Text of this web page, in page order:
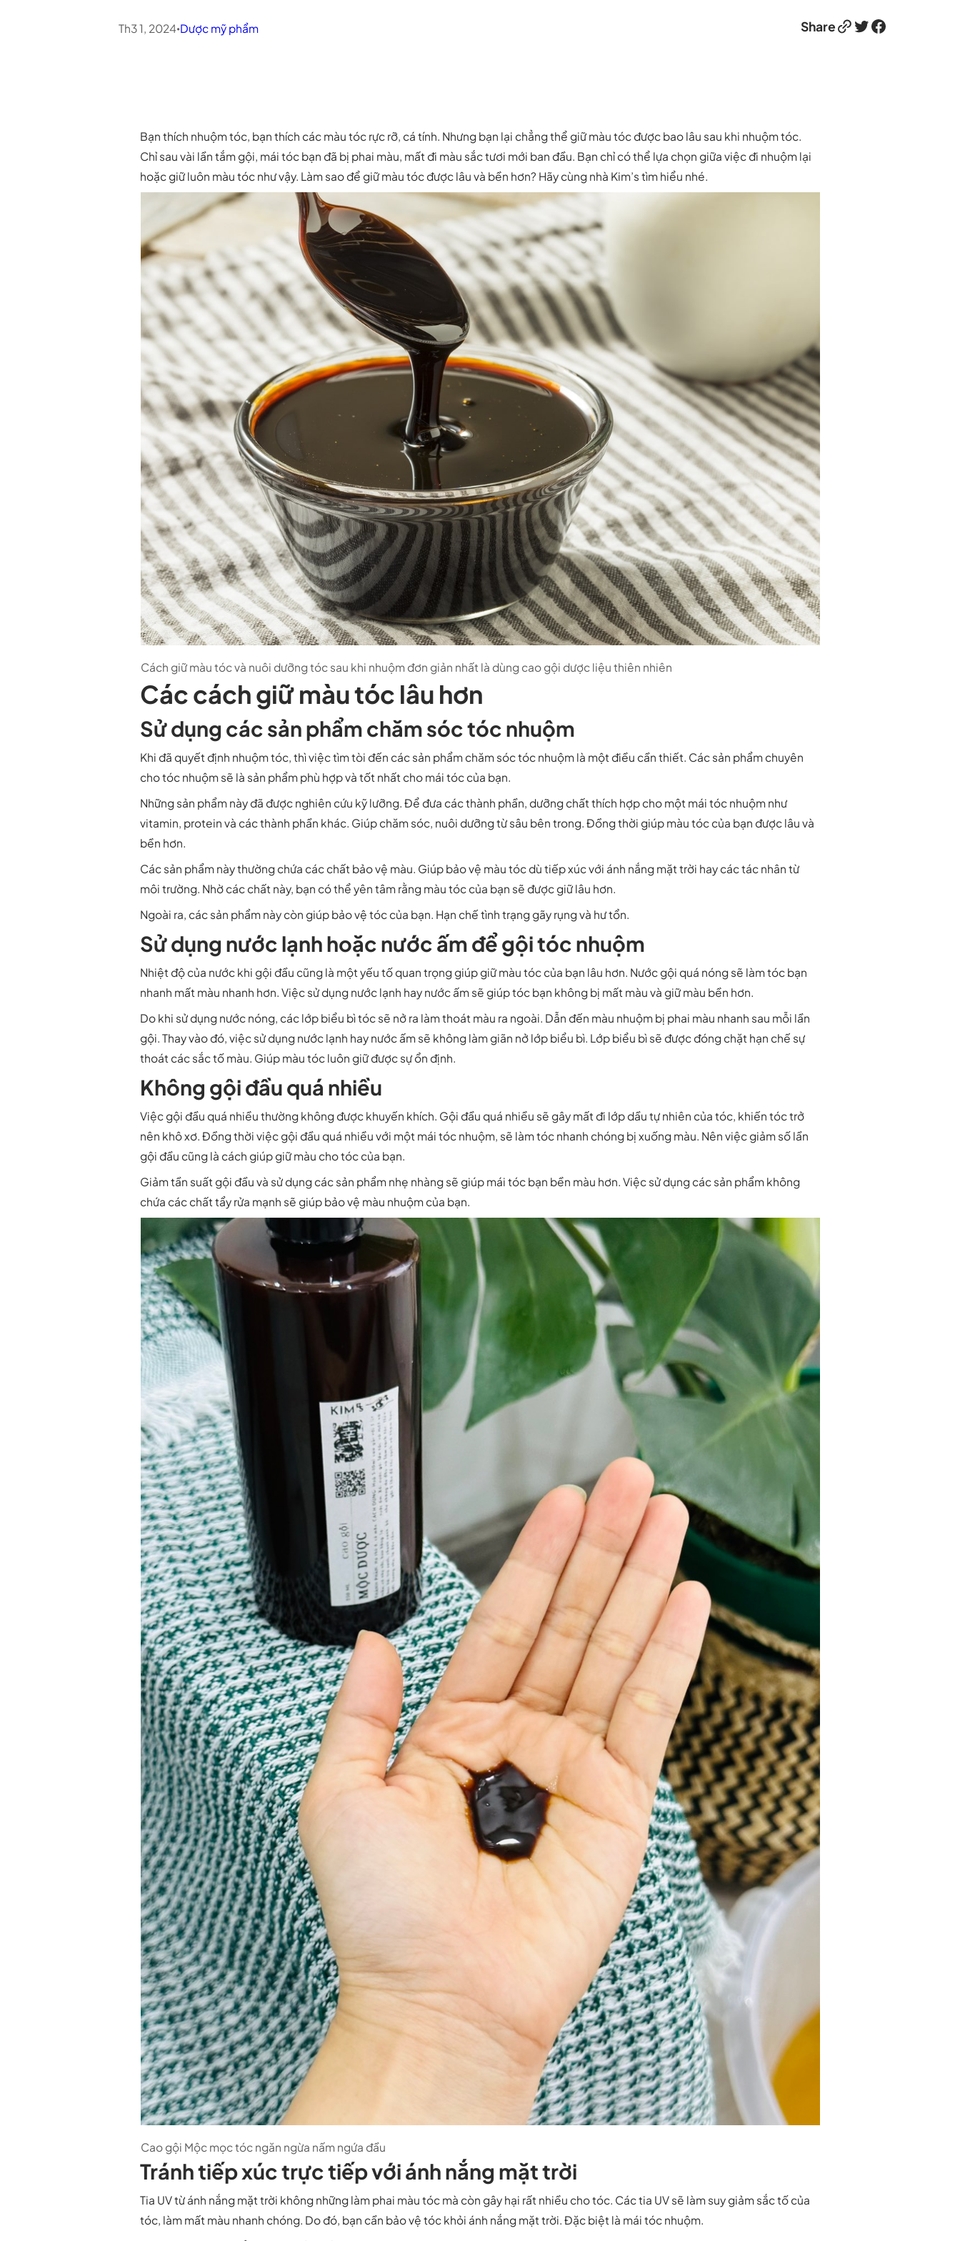
Th3 1, 2024 •Dược mỹ phẩm ShareLink Twitter Facebook
Bạn thích nhuộm tóc, bạn thích các màu tóc rực rỡ, cá tính. Nhưng bạn lại chẳng thể giữ màu tóc được bao lâu sau khi nhuộm tóc.
Chỉ sau vài lần tắm gội, mái tóc bạn đã bị phai màu, mất đi màu sắc tươi mới ban đầu. Bạn chỉ có thể lựa chọn giữa việc đi nhuộm lại
hoặc giữ luôn màu tóc như vậy. Làm sao để giữ màu tóc được lâu và bền hơn? Hãy cùng nhà Kim’s tìm hiểu nhé.
Cách giữ màu tóc và nuôi dưỡng tóc sau khi nhuộm đơn giản nhất là dùng cao gội dược liệu thiên nhiên
Các cách giữ màu tóc lâu hơn
Sử dụng các sản phẩm chăm sóc tóc nhuộm
Khi đã quyết định nhuộm tóc, thì việc tìm tòi đến các sản phẩm chăm sóc tóc nhuộm là một điều cần thiết. Các sản phẩm chuyên
cho tóc nhuộm sẽ là sản phẩm phù hợp và tốt nhất cho mái tóc của bạn.
Những sản phẩm này đã được nghiên cứu kỹ lưỡng. Để đưa các thành phần, dưỡng chất thích hợp cho một mái tóc nhuộm như
vitamin, protein và các thành phần khác. Giúp chăm sóc, nuôi dưỡng từ sâu bên trong. Đồng thời giúp màu tóc của bạn được lâu và
bền hơn.
Các sản phẩm này thường chứa các chất bảo vệ màu. Giúp bảo vệ màu tóc dù tiếp xúc với ánh nắng mặt trời hay các tác nhân từ
môi trường. Nhờ các chất này, bạn có thể yên tâm rằng màu tóc của bạn sẽ được giữ lâu hơn.
Ngoài ra, các sản phẩm này còn giúp bảo vệ tóc của bạn. Hạn chế tình trạng gãy rụng và hư tổn.
Sử dụng nước lạnh hoặc nước ấm để gội tóc nhuộm
Nhiệt độ của nước khi gội đầu cũng là một yếu tố quan trọng giúp giữ màu tóc của bạn lâu hơn. Nước gội quá nóng sẽ làm tóc bạn
nhanh mất màu nhanh hơn. Việc sử dụng nước lạnh hay nước ấm sẽ giúp tóc bạn không bị mất màu và giữ màu bền hơn.
Do khi sử dụng nước nóng, các lớp biểu bì tóc sẽ nở ra làm thoát màu ra ngoài. Dẫn đến màu nhuộm bị phai màu nhanh sau mỗi lần
gội. Thay vào đó, việc sử dụng nước lạnh hay nước ấm sẽ không làm giãn nở lớp biểu bì. Lớp biểu bì sẽ được đóng chặt hạn chế sự
thoát các sắc tố màu. Giúp màu tóc luôn giữ được sự ổn định.
Không gội đầu quá nhiều
Việc gội đầu quá nhiều thường không được khuyến khích. Gội đầu quá nhiều sẽ gây mất đi lớp dầu tự nhiên của tóc, khiến tóc trở
nên khô xơ. Đồng thời việc gội đầu quá nhiều với một mái tóc nhuộm, sẽ làm tóc nhanh chóng bị xuống màu. Nên việc giảm số lần
gội đầu cũng là cách giúp giữ màu cho tóc của bạn.
Giảm tần suất gội đầu và sử dụng các sản phẩm nhẹ nhàng sẽ giúp mái tóc bạn bền màu hơn. Việc sử dụng các sản phẩm không
chứa các chất tẩy rửa mạnh sẽ giúp bảo vệ màu nhuộm của bạn.
Cao gội Mộc mọc tóc ngăn ngừa nấm ngứa đầu
Tránh tiếp xúc trực tiếp với ánh nắng mặt trời
Tia UV từ ánh nắng mặt trời không những làm phai màu tóc mà còn gây hại rất nhiều cho tóc. Các tia UV sẽ làm suy giảm sắc tố của
tóc, làm mất màu nhanh chóng. Do đó, bạn cần bảo vệ tóc khỏi ánh nắng mặt trời. Đặc biệt là mái tóc nhuộm.